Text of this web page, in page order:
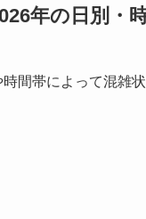
年の日別・
間帯によって混雑